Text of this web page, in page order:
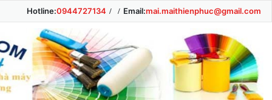
Hotline:0944727134 Email:mai.maithienphuc@gmail.com